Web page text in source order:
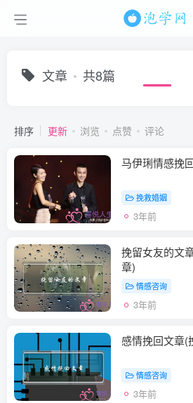
文章 共8篇
排序 更新 浏览 点赞 评论
马伊琍情感挽
挽救婚姻
3年前
挽留女友的文
章)
情感咨询
3年前
感情挽回文章(
情感咨询
3年前